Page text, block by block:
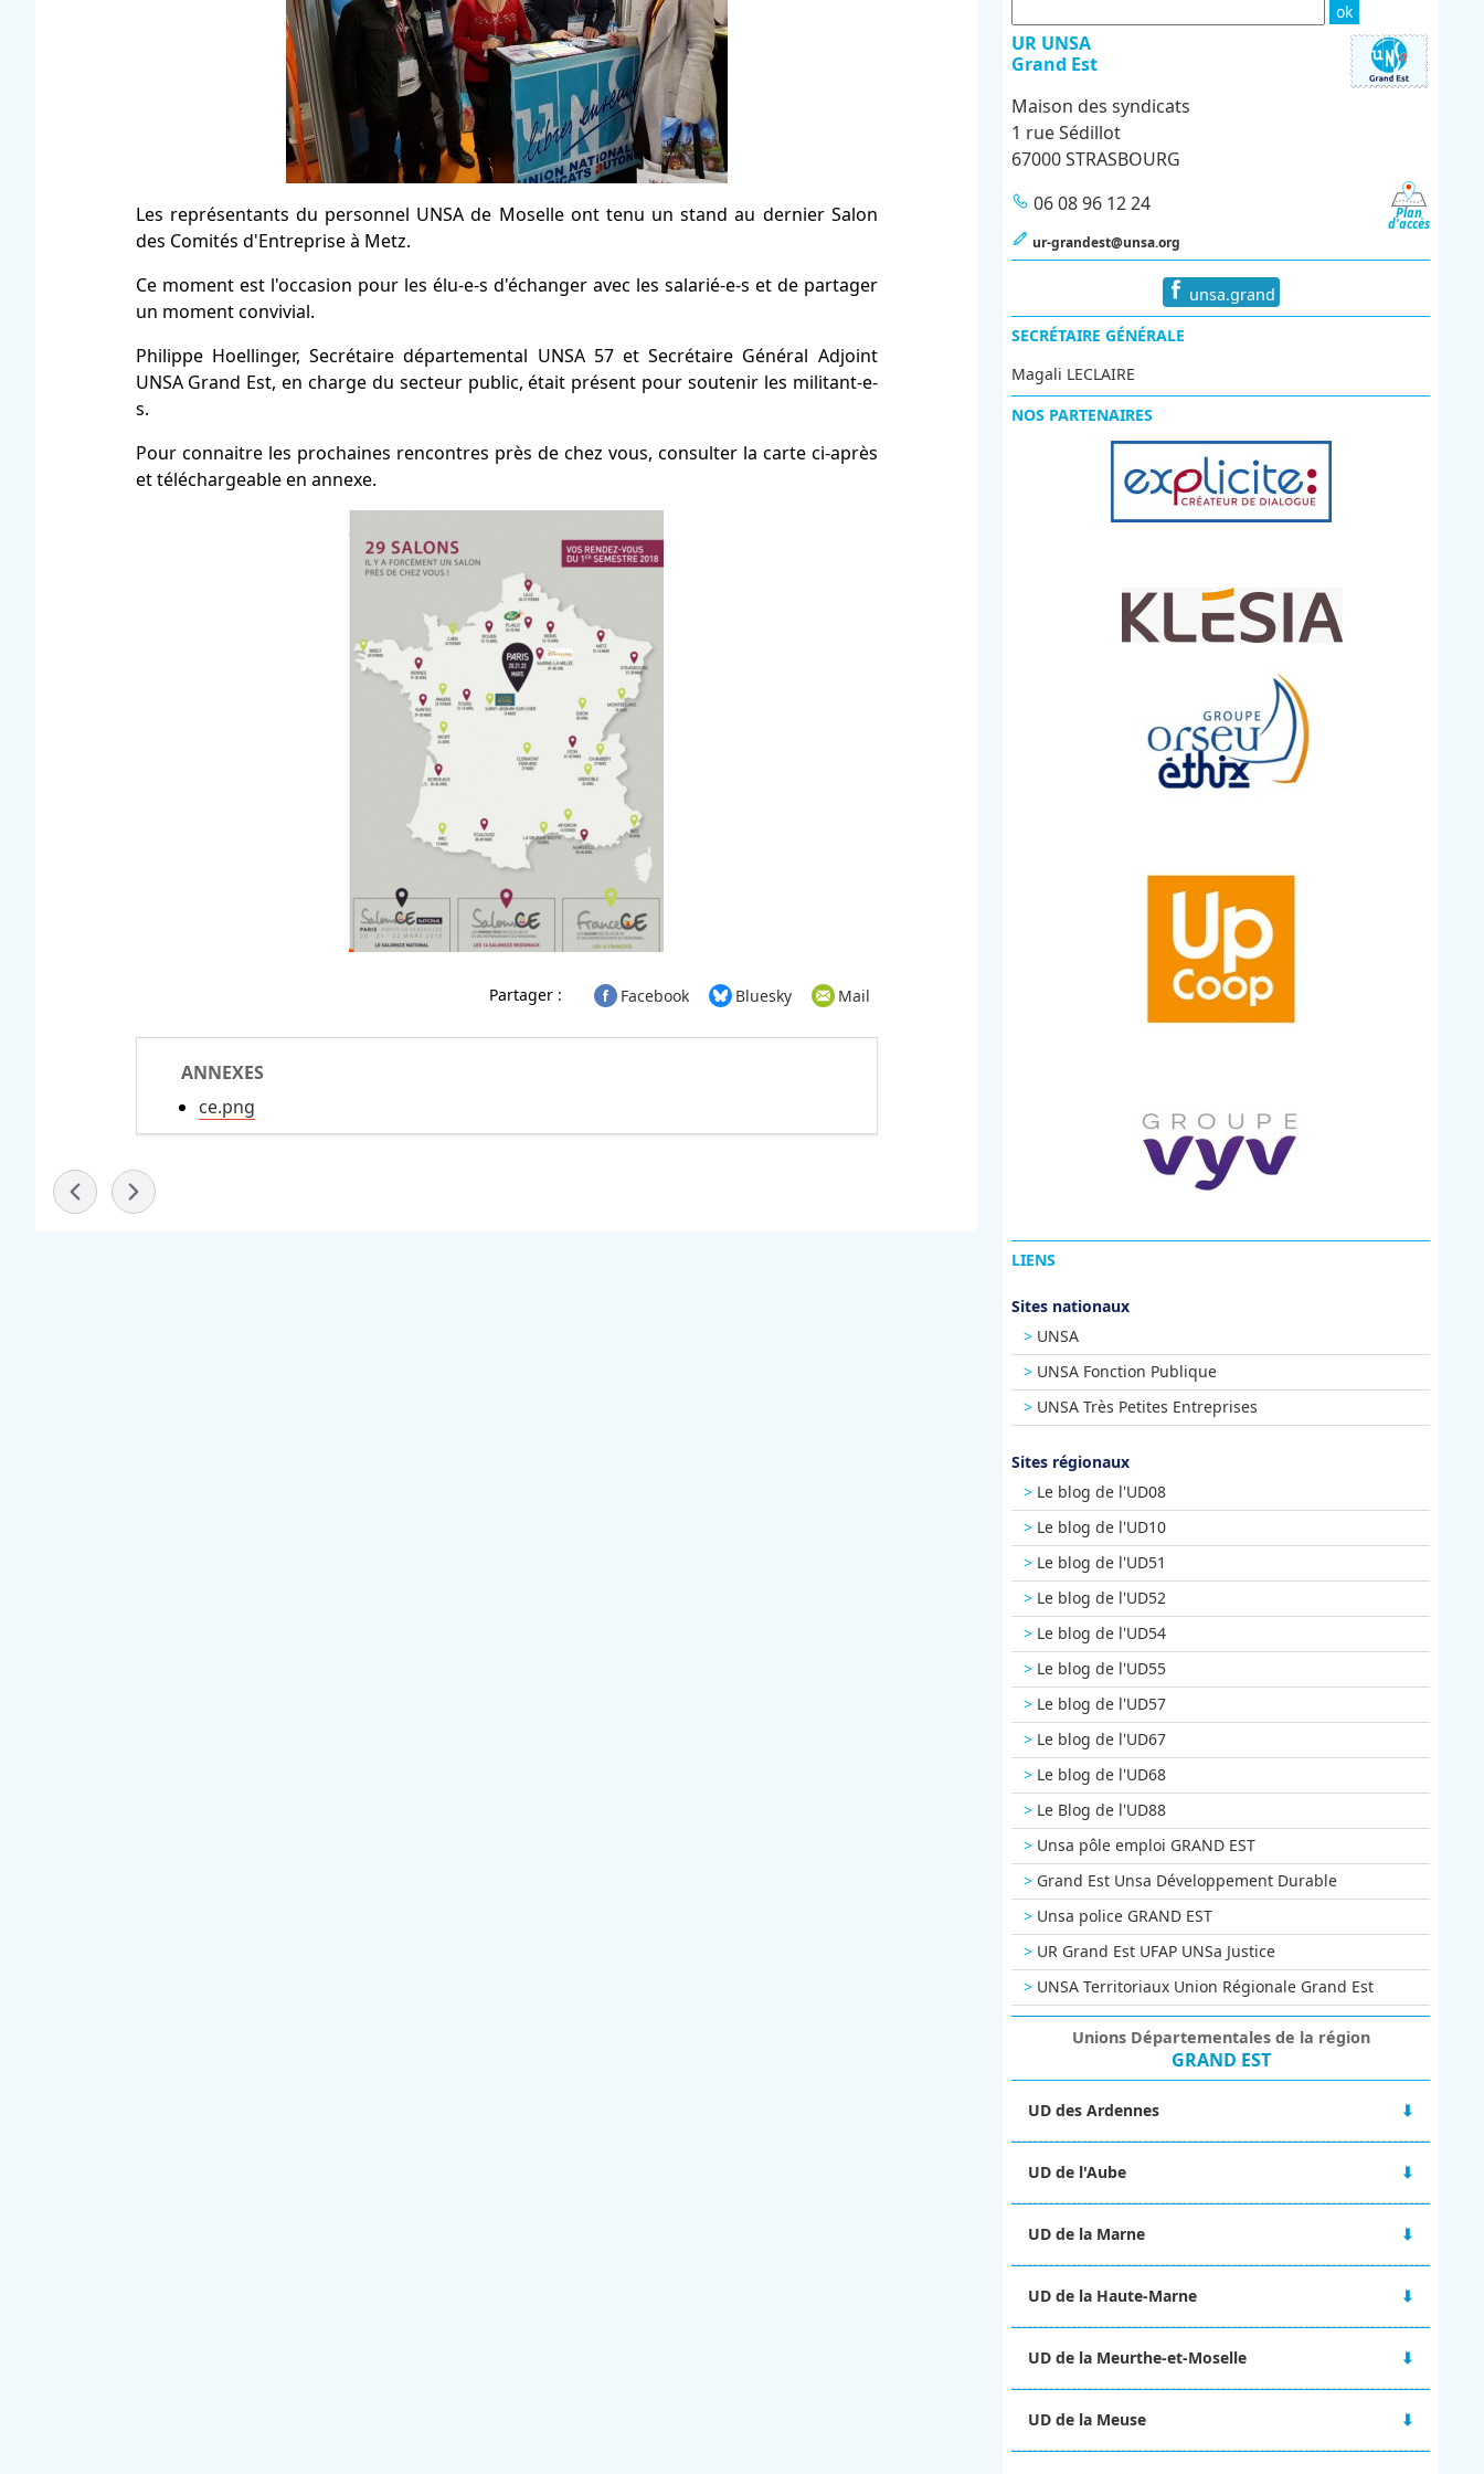
Les représentants du personnel UNSA de Moselle ont tenu un stand au dernier Salon
des Comités d'Entreprise à Metz.
Ce moment est l'occasion pour les élu-e-s d'échanger avec les salarié-e-s et de partager
un moment convivial.
Philippe Hoellinger, Secrétaire départemental UNSA 57 et Secrétaire Général Adjoint
UNSA Grand Est, en charge du secteur public, était présent pour soutenir les militant-e-
s.
Pour connaitre les prochaines rencontres près de chez vous, consulter la carte ci-après
et téléchargeable en annexe.
Partager : Facebook Bluesky Mail
ANNEXES
ce.png
UR UNSA
Grand Est
Maison des syndicats
1 rue Sédillot
67000 STRASBOURG
Plan
d'accès
06 08 96 12 24
ur-grandest@unsa.org
unsa.grand
SECRÉTAIRE GÉNÉRALE
Magali LECLAIRE
NOS PARTENAIRES
LIENS
Sites nationaux
UNSA
UNSA Fonction Publique
UNSA Très Petites Entreprises
Sites régionaux
Le blog de l'UD08
Le blog de l'UD10
Le blog de l'UD51
Le blog de l'UD52
Le blog de l'UD54
Le blog de l'UD55
Le blog de l'UD57
Le blog de l'UD67
Le blog de l'UD68
Le Blog de l'UD88
Unsa pôle emploi GRAND EST
Grand Est Unsa Développement Durable
Unsa police GRAND EST
UR Grand Est UFAP UNSa Justice
UNSA Territoriaux Union Régionale Grand Est
Unions Départementales de la région
GRAND EST
UD des Ardennes
08000 CHARLEVILLE-MÉZIERES
06 67 10 38 92
ud-08@unsa.org
UD de l'Aube
10000 TROYES
03 25 80 56 77
ud-10@unsa.org
UD de la Marne
15 Boulevard de la Paix
51100 REIMS
06 02 31 22 63
UD de la Haute-Marne
BP 90028
52001 CHAUMONT CEDEX
09 67 14 25 57
UD de la Meurthe-et-Moselle
54000 NANCY
ud-54@unsa.org
UD de la Meuse